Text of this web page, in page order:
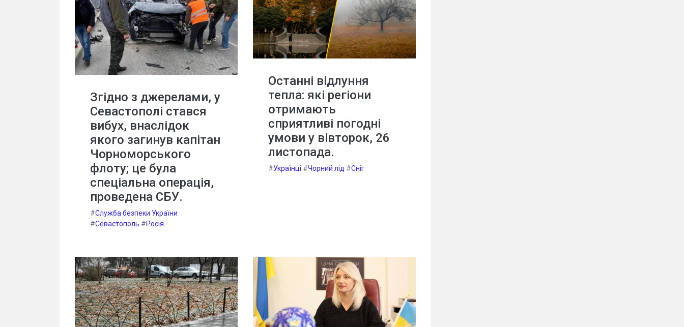
Згідно з джерелами, у
Севастополі стався
вибух, внаслідок
якого загинув капітан
Чорноморського
флоту; це була
спеціальна операція,
проведена СБУ.
#Служба безпеки України
#Севастополь #Росія
Останні відлуння
тепла: які регіони
отримають
сприятливі погодні
умови у вівторок, 26
листопада.
#Українці #Чорний лід #Сніг